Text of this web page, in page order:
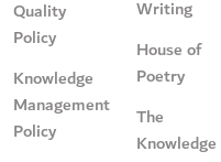
Quality
Policy
Knowledge
Management
Policy
Writing
House of
Poetry
The
Knowledge